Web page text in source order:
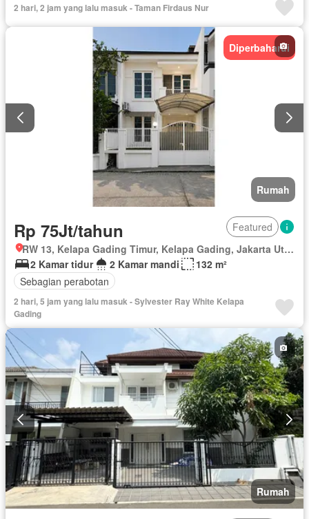
2 hari, 2 jam yang lalu masuk - Taman Firdaus Nur
Diperbaharui
Rumah
Rp 75Jt/tahun
Featured
RW 13, Kelapa Gading Timur, Kelapa Gading, Jakarta Utara, Daerah Khusus Ibukota Jakarta
2 Kamar tidur
2 Kamar mandi
132 m²
Sebagian perabotan
2 hari, 5 jam yang lalu masuk - Sylvester Ray White Kelapa
Gading
Rumah